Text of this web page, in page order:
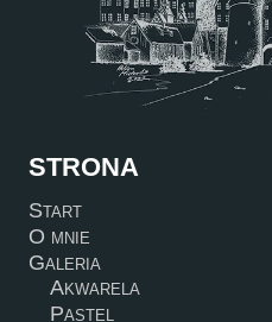
STRONA
Start
O mnie
Galeria
Akwarela
Pastel